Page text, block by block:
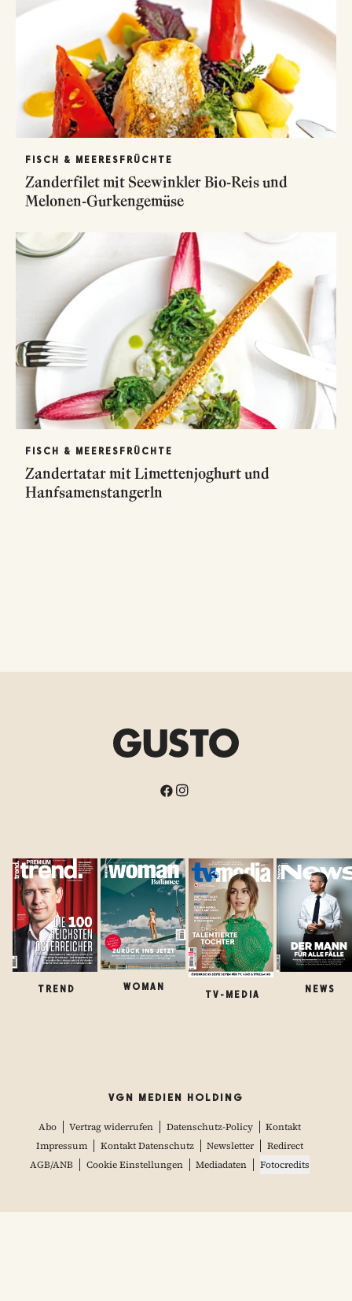
FISCH & MEERESFRÜCHTE
Zanderfilet mit Seewinkler Bio-Reis und
Melonen-Gurkengemüse
FISCH & MEERESFRÜCHTE
Zandertatar mit Limettenjoghurt und
Hanfsamenstangerln
TREND WOMAN
TV-MEDIA
NEWS
VGN MEDIEN HOLDING
Abo Vertrag widerrufen Datenschutz-Policy
Kontakt
Impressum
Kontakt Datenschutz Newsletter
Redirect
AGB/ANB
Cookie Einstellungen Mediadaten Fotocredits